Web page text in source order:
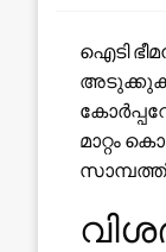
ഐടി
മാറ്റം